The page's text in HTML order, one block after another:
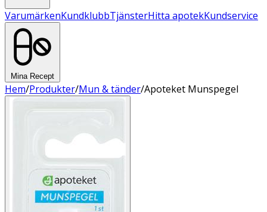
VarumärkenKundklubbTjänsterHitta apotekKundservice
Mina Recept
Hem/Produkter/Mun & tänder/Apoteket Munspegel